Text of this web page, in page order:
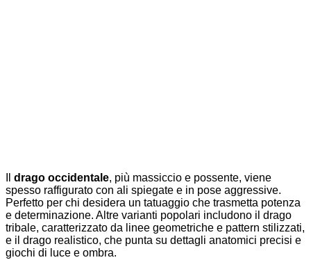
drago occidentale, più massiccio e possente, viene
spesso raffigurato con ali spiegate e in pose aggressive.
Perfetto per chi desidera un tatuaggio che trasmetta potenza
e determinazione. Altre varianti popolari includono il drago
tribale, caratterizzato da linee geometriche e pattern stilizzati,
e il drago realistico, che punta su dettagli anatomici precisi e
giochi di luce e ombra.